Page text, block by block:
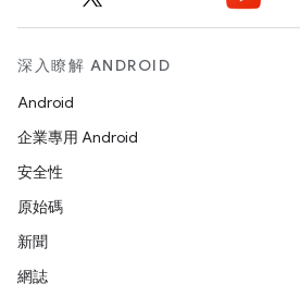
深入瞭解 ANDROID
Android
企業專用 Android
安全性
原始碼
新聞
網誌